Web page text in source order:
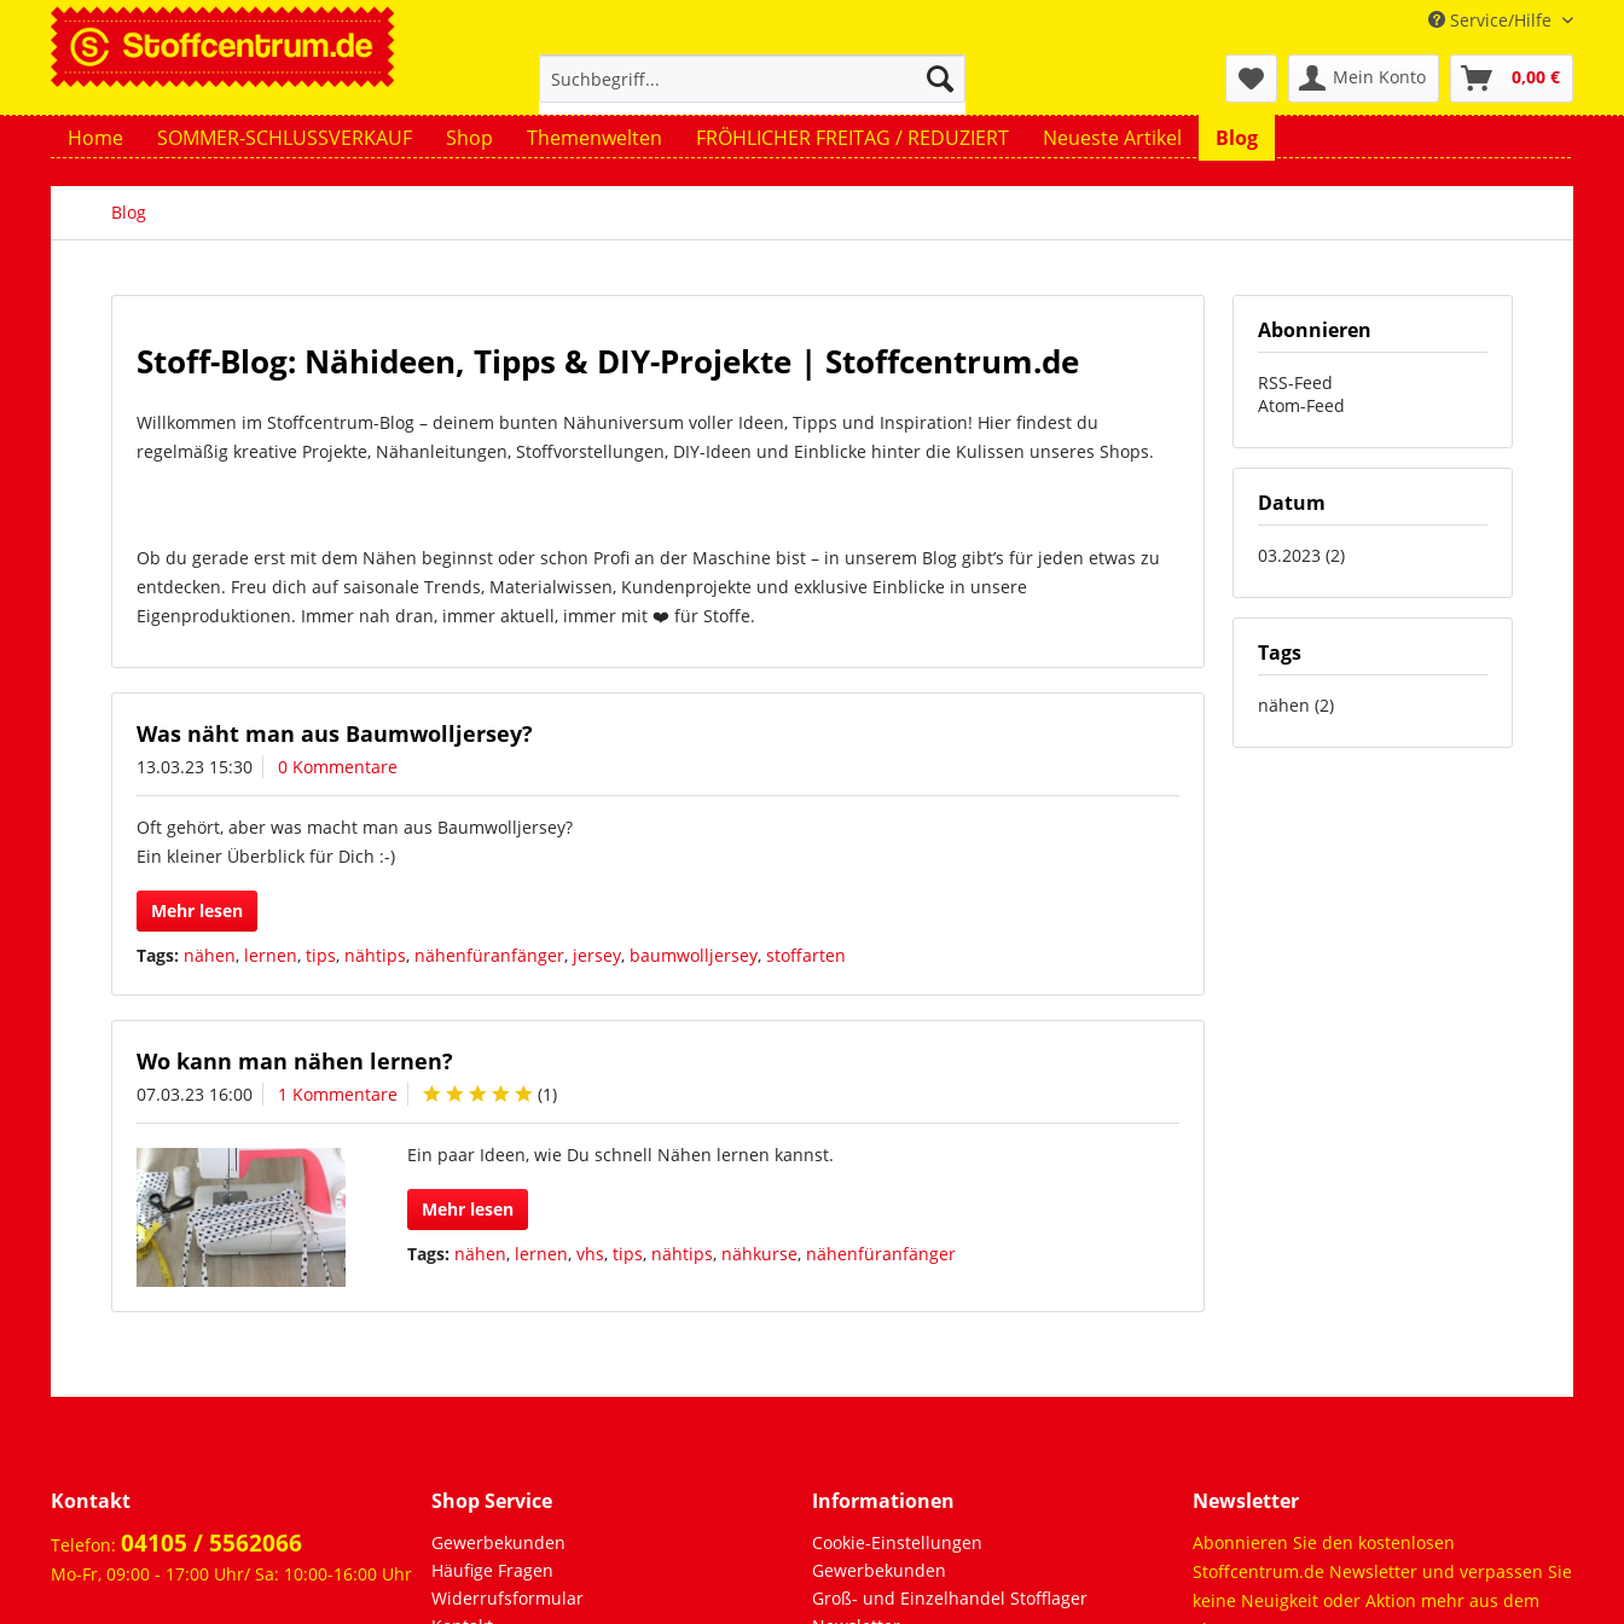
Service/Hilfe
Mein Konto 0,00 €
Home SOMMER-SCHLUSSVERKAUF Shop Themenwelten FRÖHLICHER FREITAG / REDUZIERT Neueste Artikel Blog
Blog
Abonnieren
RSS-Feed
Atom-Feed
Datum
03.2023 (2)
Tags
nähen (2)
Stoff-Blog: Nähideen, Tipps & DIY-Projekte | Stoffcentrum.de
Willkommen im Stoffcentrum-Blog – deinem bunten Nähuniversum voller Ideen, Tipps und Inspiration! Hier findest du
regelmäßig kreative Projekte, Nähanleitungen, Stoffvorstellungen, DIY-Ideen und Einblicke hinter die Kulissen unseres Shops.
Ob du gerade erst mit dem Nähen beginnst oder schon Profi an der Maschine bist – in unserem Blog gibt’s für jeden etwas zu
entdecken. Freu dich auf saisonale Trends, Materialwissen, Kundenprojekte und exklusive Einblicke in unsere
Eigenproduktionen. Immer nah dran, immer aktuell, immer mit ❤️ für Stoffe.
Was näht man aus Baumwolljersey?
13.03.23 15:30 0 Kommentare
Oft gehört, aber was macht man aus Baumwolljersey?
Ein kleiner Überblick für Dich :-)
Mehr lesen
Tags: nähen, lernen, tips, nähtips, nähenfüranfänger, jersey, baumwolljersey, stoffarten
Wo kann man nähen lernen?
07.03.23 16:00 1 Kommentare (1)
Ein paar Ideen, wie Du schnell Nähen lernen kannst.
Mehr lesen
Tags: nähen, lernen,vhs,tips, nähtips, nähkurse, nähenfüranfänger
Kontakt
Telefon: 04105 / 5562066
Mo-Fr, 09:00 - 17:00 Uhr/ Sa: 10:00-16:00 Uhr
Shop Service
Gewerbekunden
Häufige Fragen
Widerrufsformular
Informationen
Cookie-Einstellungen
Gewerbekunden
Groß- und Einzelhandel Stofflager
Newsletter
Abonnieren Sie den kostenlosen
Stoffcentrum.de Newsletter und verpassen Sie
keine Neuigkeit oder Aktion mehr aus dem